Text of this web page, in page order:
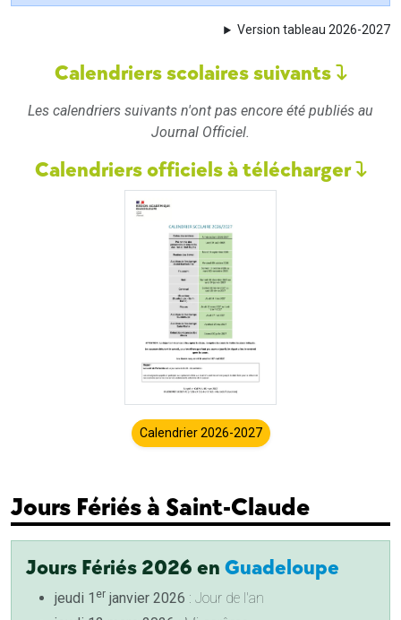
Version tableau 2026-2027
Calendriers scolaires suivants
Les calendriers suivants n'ont pas encore été publiés au
Journal Officiel.
Calendriers officiels à télécharger
Calendrier 2026-2027
Jours Fériés à Saint-Claude
Jours Fériés 2026 en Guadeloupe
jeudi 1 er janvier 2026 : Jour de l'an